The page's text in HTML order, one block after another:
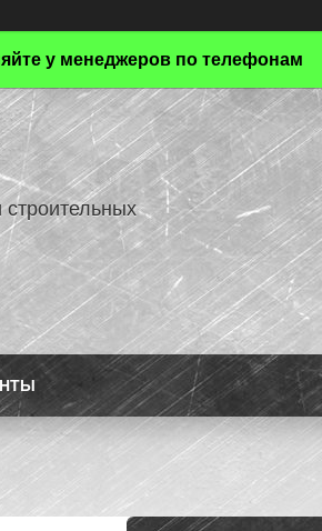
у менеджеров по телефонам